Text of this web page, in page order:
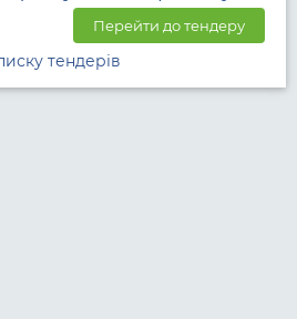
Перейти до тендеру
тендерів